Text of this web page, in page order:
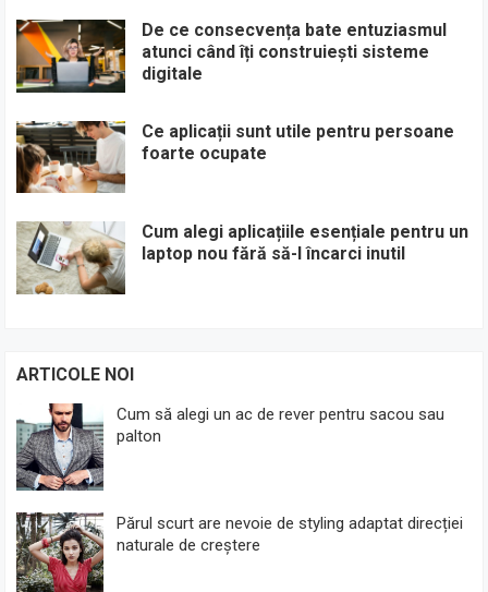
De ce consecvența bate entuziasmul
atunci când îți construiești sisteme
digitale
Ce aplicații sunt utile pentru persoane
foarte ocupate
Cum alegi aplicațiile esențiale pentru un
laptop nou fără să-l încarci inutil
ARTICOLE NOI
Cum să alegi un ac de rever pentru sacou sau
palton
Părul scurt are nevoie de styling adaptat direcției
naturale de creștere